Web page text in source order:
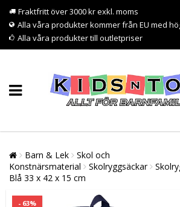
Fraktfritt över 3000 kr exkl. moms
Alla våra produkter kommer från EU med
Alla våra produkter till outletpriser
Barn & Lek
Skol och
Konstnärsmaterial
Skolryggsäckar
Blå 33 x 42 x 15 cm
- 63%